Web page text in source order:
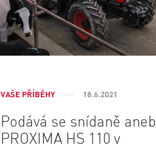
VAŠE PŘÍBĚHY 18.6.2021
Podává se snídaně aneb
PROXIMA HS 110 v